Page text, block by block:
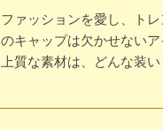
ファッションを愛し、ト
のキャップは欠かせない
上質な素材は、どんな装